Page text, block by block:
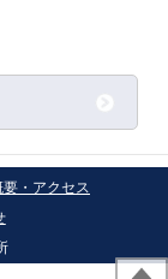
・アクセス